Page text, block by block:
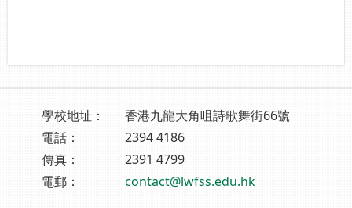
學校地址：
香港九龍大角咀詩歌舞街66號
電話：
2394 4186
傳真：
2391 4799
電郵：
contact@lwfss.edu.hk